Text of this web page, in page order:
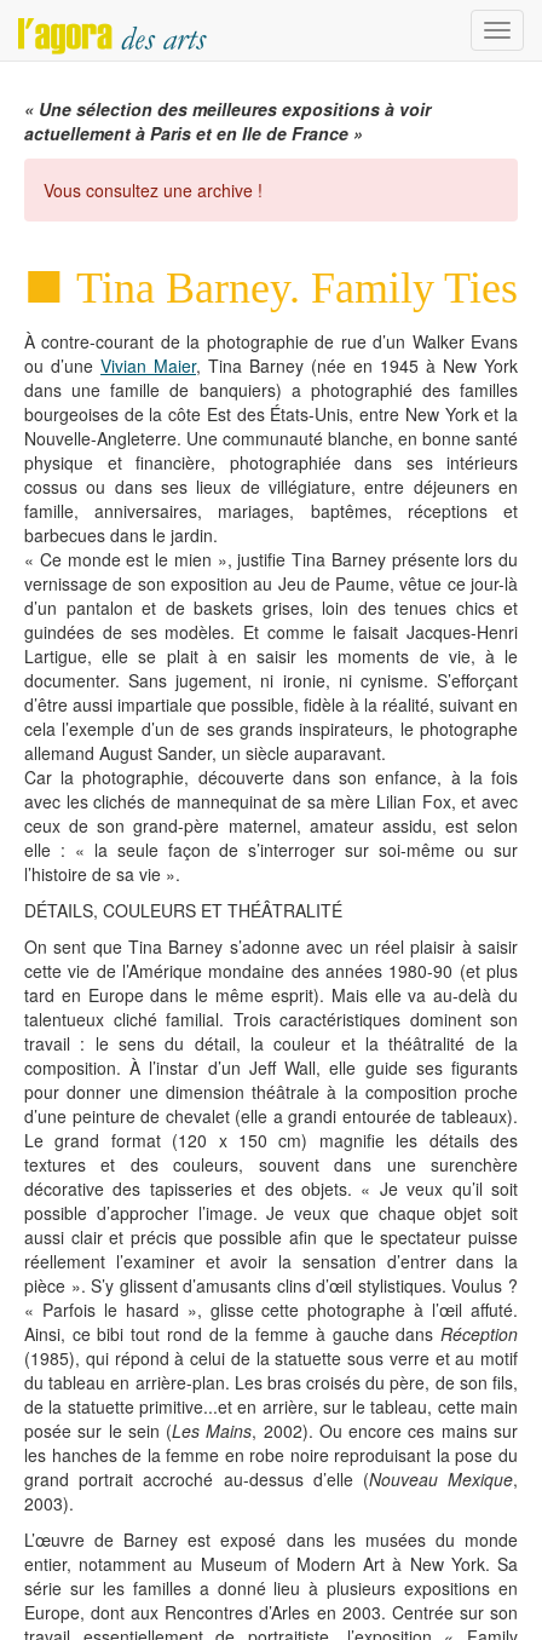
Menu
« Une sélection des meilleures expositions à voir
actuellement à Paris et en Ile de France »
Vous consultez une archive !
Tina Barney. Family Ties
À contre-courant de la photographie de rue d’un Walker Evans
ou d’une Vivian Maier, Tina Barney (née en 1945 à New York
dans une famille de banquiers) a photographié des familles
bourgeoises de la côte Est des États-Unis, entre New York et la
Nouvelle-Angleterre. Une communauté blanche, en bonne santé
physique et financière, photographiée dans ses intérieurs
cossus ou dans ses lieux de villégiature, entre déjeuners en
famille, anniversaires, mariages, baptêmes, réceptions et
barbecues dans le jardin.
« Ce monde est le mien », justifie Tina Barney présente lors du
vernissage de son exposition au Jeu de Paume, vêtue ce jour-là
d’un pantalon et de baskets grises, loin des tenues chics et
guindées de ses modèles. Et comme le faisait Jacques-Henri
Lartigue, elle se plait à en saisir les moments de vie, à le
documenter. Sans jugement, ni ironie, ni cynisme. S’efforçant
d’être aussi impartiale que possible, fidèle à la réalité, suivant en
cela l’exemple d’un de ses grands inspirateurs, le photographe
allemand August Sander, un siècle auparavant.
Car la photographie, découverte dans son enfance, à la fois
avec les clichés de mannequinat de sa mère Lilian Fox, et avec
ceux de son grand-père maternel, amateur assidu, est selon
elle : « la seule façon de s’interroger sur soi-même ou sur
l’histoire de sa vie ».
DÉTAILS, COULEURS ET THÉÂTRALITÉ
On sent que Tina Barney s’adonne avec un réel plaisir à saisir
cette vie de l’Amérique mondaine des années 1980-90 (et plus
tard en Europe dans le même esprit). Mais elle va au-delà du
talentueux cliché familial. Trois caractéristiques dominent son
travail : le sens du détail, la couleur et la théâtralité de la
composition. À l’instar d’un Jeff Wall, elle guide ses figurants
pour donner une dimension théâtrale à la composition proche
d’une peinture de chevalet (elle a grandi entourée de tableaux).
Le grand format (120 x 150 cm) magnifie les détails des
textures et des couleurs, souvent dans une surenchère
décorative des tapisseries et des objets. « Je veux qu’il soit
possible d’approcher l’image. Je veux que chaque objet soit
aussi clair et précis que possible afin que le spectateur puisse
réellement l’examiner et avoir la sensation d’entrer dans la
pièce ». S’y glissent d’amusants clins d’œil stylistiques. Voulus ?
« Parfois le hasard », glisse cette photographe à l’œil affuté.
Ainsi, ce bibi tout rond de la femme à gauche dans Réception
(1985), qui répond à celui de la statuette sous verre et au motif
du tableau en arrière-plan. Les bras croisés du père, de son fils,
de la statuette primitive...et en arrière, sur le tableau, cette main
posée sur le sein (Les Mains, 2002). Ou encore ces mains sur
les hanches de la femme en robe noire reproduisant la pose du
grand portrait accroché au-dessus d’elle (Nouveau Mexique,
2003).
L’œuvre de Barney est exposé dans les musées du monde
entier, notamment au Museum of Modern Art à New York. Sa
série sur les familles a donné lieu à plusieurs expositions en
Europe, dont aux Rencontres d’Arles en 2003. Centrée sur son